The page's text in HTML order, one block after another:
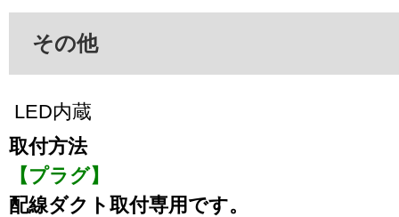
その他
LED内蔵
取付方法
【プラグ】
配線ダクト取付専用です。